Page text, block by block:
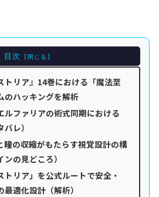
目次
トリア』14巻における「魔法至
のハッキングを解析
ルファリアの術式同期における
レ）
瞳の収縮がもたらす視覚設計の構
の見どころ）
トリア」を公式ルートで安全・
適化設計（解析）